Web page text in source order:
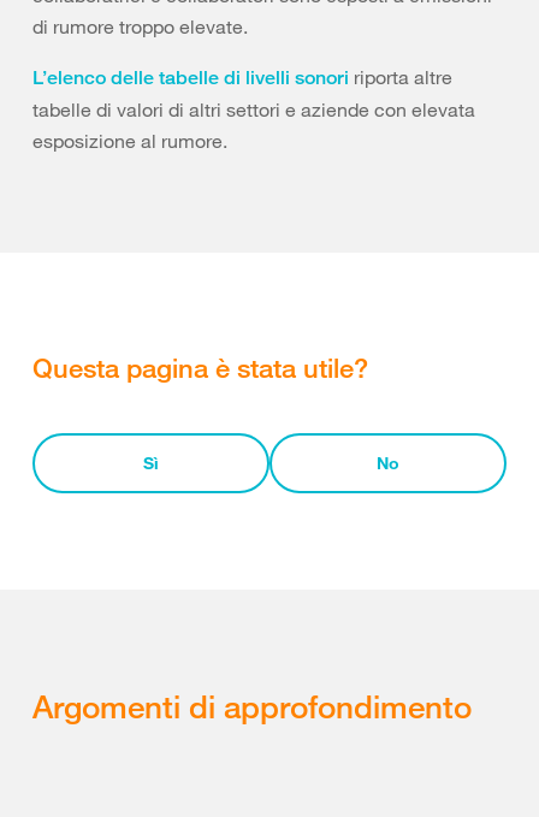
di rumore troppo elevate.
L’elenco delle tabelle di livelli sonori riporta altre
tabelle di valori di altri settori e aziende con elevata
esposizione al rumore.
Questa pagina è stata utile?
Sì No
Argomenti di approfondimento